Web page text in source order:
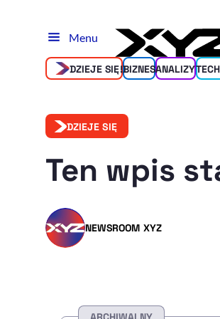
Menu
DZIEJE SIĘ!BIZNESANALIZY
DZIEJE SIĘ
Ten wpis
NEWSROOM XYZ